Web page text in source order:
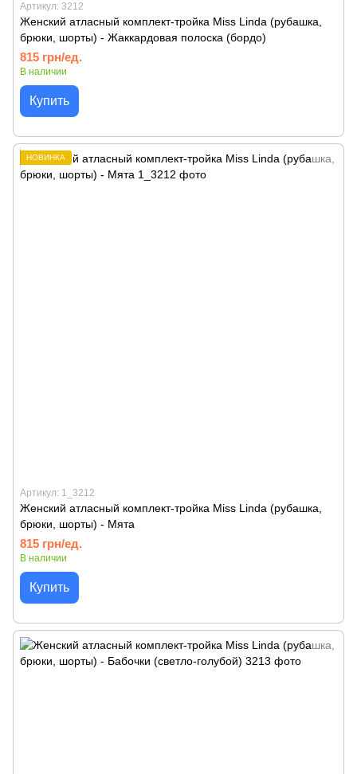
Артикул: 3212
Женский атласный комплект-тройка Miss Linda (рубашка,
брюки, шорты) - Жаккардовая полоска (бордо)
815 грн/ед.
В наличии
Купить
НОВИНКА
Артикул: 1_3212
Женский атласный комплект-тройка Miss Linda (рубашка,
брюки, шорты) - Мята
815 грн/ед.
В наличии
Купить